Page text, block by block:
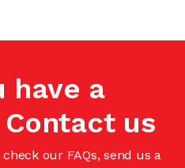
have a
us
our FAQs, send us a